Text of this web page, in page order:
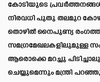
കോടിയുടെ
നിരവധി പുതു തലമുറ
തൊഴിൽ നൈപുണ്യ
സമഗ്രമേഖലകളിലുമുള്ള
ആരൊക്കെ മറച്ചു
ചെയ്യുമെന്നും മന്ത്രി